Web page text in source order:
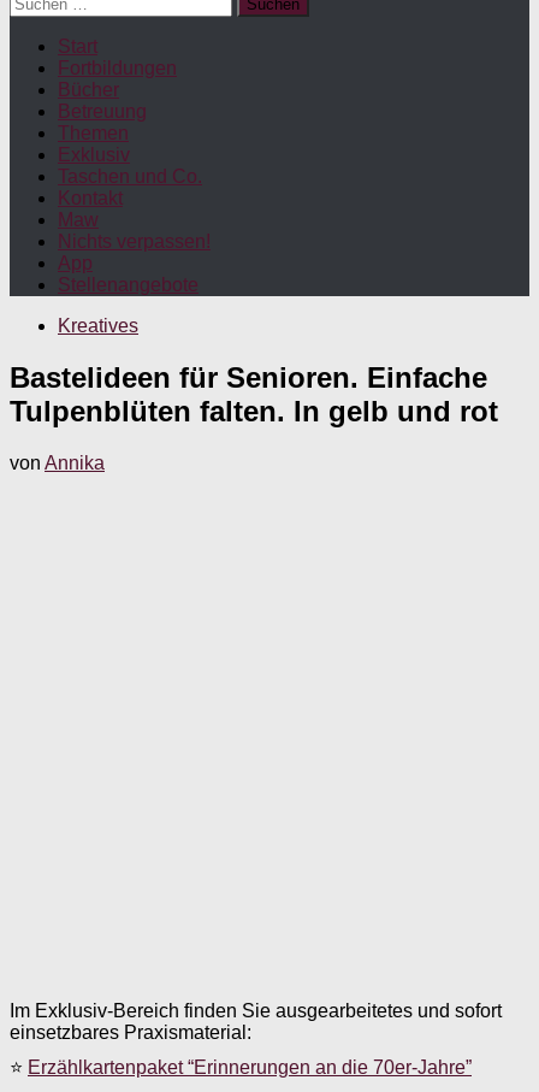
nach:
Start
Fortbildungen
Bücher
Betreuung
Themen
Exklusiv
Taschen und Co.
Kontakt
Maw
Nichts verpassen!
App
Stellenangebote
Kreatives
Bastelideen für Senioren. Einfache
Tulpenblüten falten. In gelb und rot
von Annika
Im Exklusiv-Bereich finden Sie ausgearbeitetes und sofort
einsetzbares Praxismaterial:
⭐ Erzählkartenpaket “Erinnerungen an die 70er-Jahre”